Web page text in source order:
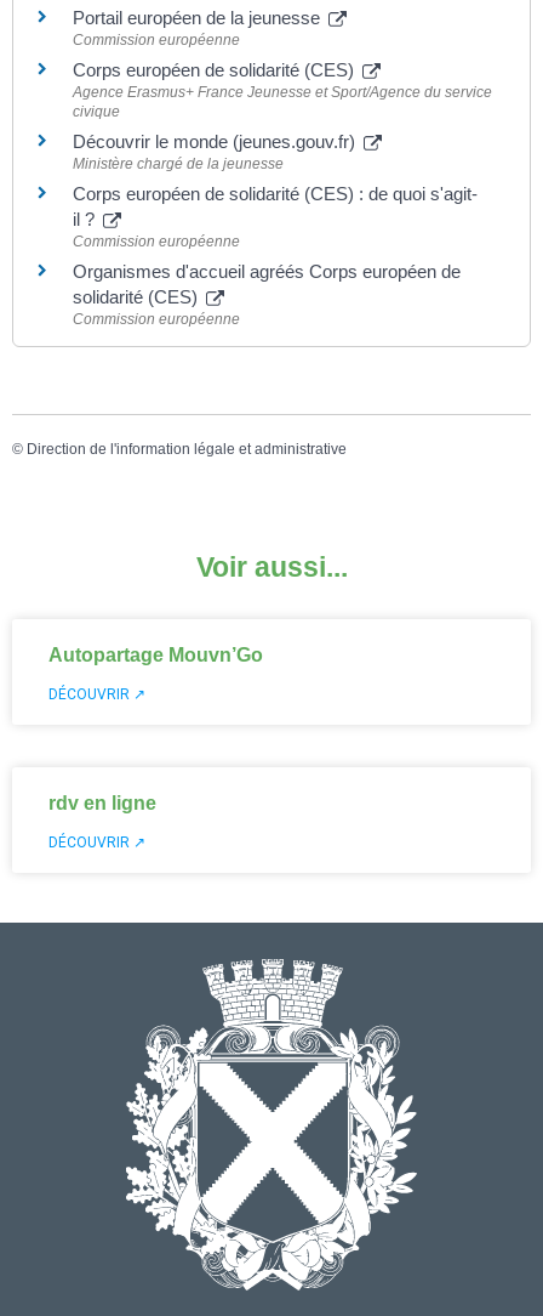
Portail européen de la jeunesse
Commission européenne
Corps européen de solidarité (CES)
Agence Erasmus+ France Jeunesse et Sport/Agence du service
civique
Découvrir le monde (jeunes.gouv.fr)
Ministère chargé de la jeunesse
Corps européen de solidarité (CES) : de quoi s'agit-
il ?
Commission européenne
Organismes d'accueil agréés Corps européen de
solidarité (CES)
Commission européenne
© Direction de l'information légale et administrative
Voir aussi...
Autopartage Mouvn’Go
DÉCOUVRIR ↗
rdv en ligne
DÉCOUVRIR ↗